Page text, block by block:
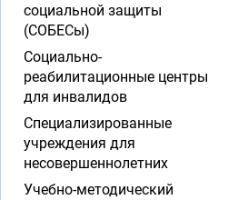
социальной защиты
(СОБЕСы)
Социально-
реабилитационные центры
для инвалидов
Специализированные
учреждения для
несовершеннолетних
Учебно-методический